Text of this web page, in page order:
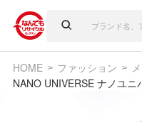
HOME ファッション
NANO UNIVERSE ナノユ